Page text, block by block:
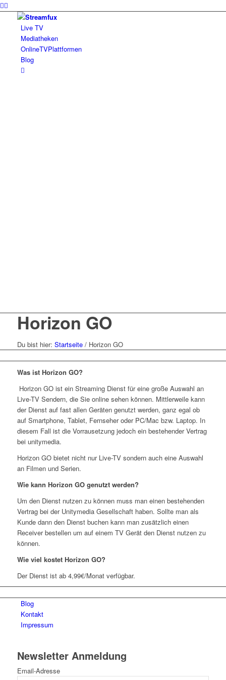
Live TV
Mediatheken
OnlineTVPlattformen
Blog
Horizon GO
Du bist hier: Startseite / Horizon GO
Was ist Horizon GO?
Horizon GO ist ein Streaming Dienst für eine große Auswahl an
Live-TV Sendern, die Sie online sehen können. Mittlerweile kann
der Dienst auf fast allen Geräten genutzt werden, ganz egal ob
auf Smartphone, Tablet, Fernseher oder PC/Mac bzw. Laptop. In
diesem Fall ist die Vorrausetzung jedoch ein bestehender Vertrag
bei unitymedia.
Horizon GO bietet nicht nur Live-TV sondern auch eine Auswahl
an Filmen und Serien.
Wie kann Horizon GO genutzt werden?
Um den Dienst nutzen zu können muss man einen bestehenden
Vertrag bei der Unitymedia Gesellschaft haben. Sollte man als
Kunde dann den Dienst buchen kann man zusätzlich einen
Receiver bestellen um auf einem TV Gerät den Dienst nutzen zu
können.
Wie viel kostet Horizon GO?
Der Dienst ist ab 4,99€/Monat verfügbar.
Blog
Kontakt
Impressum
Newsletter Anmeldung
Email-Adresse